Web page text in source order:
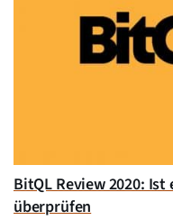
BitQL Review 2020:
überprüfen